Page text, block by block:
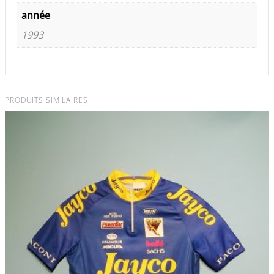
année
1993
PRODUITS SIMILAIRES